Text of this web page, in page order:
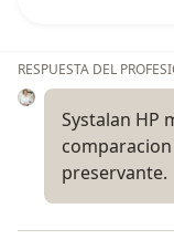
RESPUESTA DEL
Systalan HP
preservante.